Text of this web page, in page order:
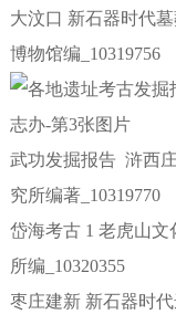
大汶口 新石器时代
博物馆编_10319756
武功发掘报告 浒西
究所编著_10319770
岱海考古 1 老虎山
所编_10320355
枣庄建新 新石器时